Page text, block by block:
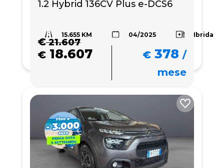
1.2 Hybrid 136CV Plus e-DCS6
15.655 KM 04/2025 Ibrida
€21.607
€ 18.607 € 378 /
mese